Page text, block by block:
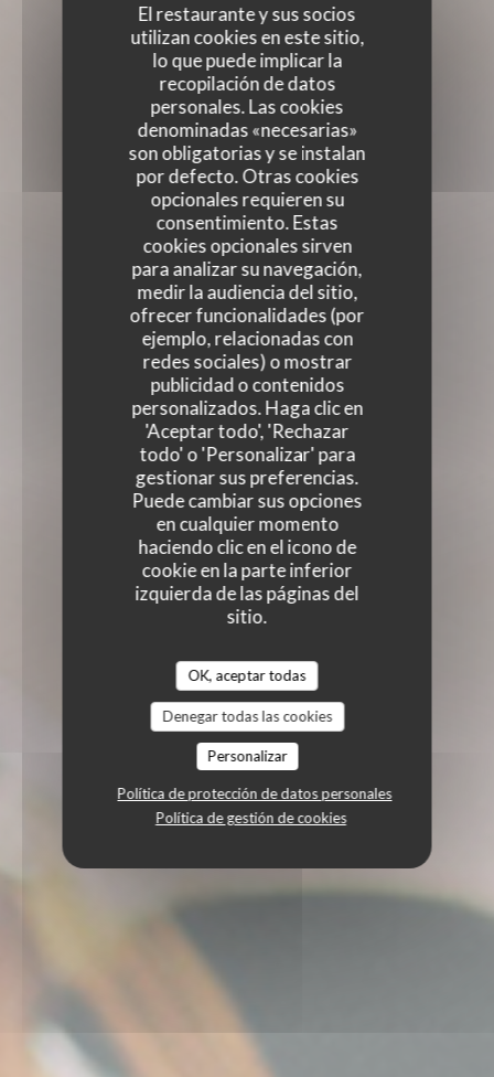
El restaurante y sus socios
utilizan cookies en este sitio,
lo que puede implicar la
recopilación de datos
personales. Las cookies
denominadas «necesarias»
son obligatorias y se instalan
por defecto. Otras cookies
opcionales requieren su
consentimiento. Estas
cookies opcionales sirven
para analizar su navegación,
medir la audiencia del sitio,
ofrecer funcionalidades (por
ejemplo, relacionadas con
redes sociales) o mostrar
publicidad o contenidos
personalizados. Haga clic en
'Aceptar todo', 'Rechazar
todo' o 'Personalizar' para
gestionar sus preferencias.
Puede cambiar sus opciones
en cualquier momento
haciendo clic en el icono de
cookie en la parte inferior
izquierda de las páginas del
sitio.
OK, aceptar todas
Denegar todas las cookies
Personalizar
Política de protección de datos personales
Política de gestión de cookies